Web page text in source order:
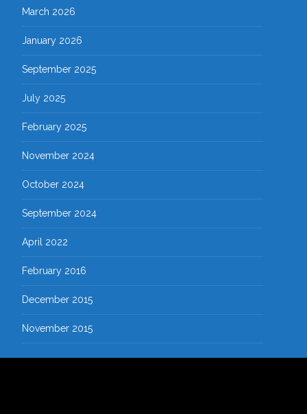
March 2026
January 2026
September 2025
July 2025
February 2025
November 2024
October 2024
September 2024
April 2022
February 2016
December 2015
November 2015